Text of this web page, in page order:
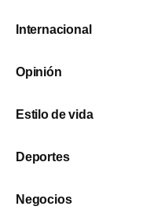
Internacional
Opinión
Estilo de vida
Deportes
Negocios